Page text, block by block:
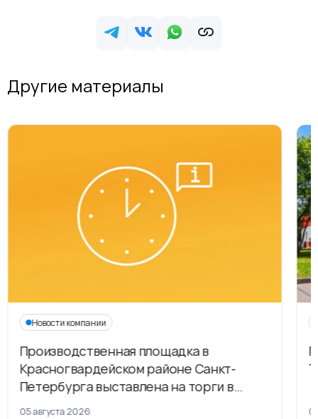
Другие материалы
Новости компании
Производственная площадка в
Красногвардейском районе Санкт-
Петербурга выставлена на торги в
рамках приватизации
05 августа 2026